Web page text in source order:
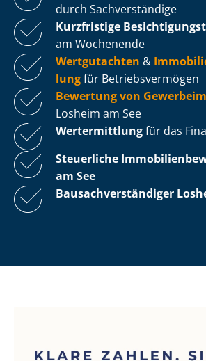
durch Sachverständige
Kurzfristige
am Wochenende
Wertgutachten &
lungfür Be­triebs­ver­mö­gen
Bewertung von
Losheim am See
Wertermittlungfür das
Steuerliche
am See
Bau­sach­ver­stän­di­ger